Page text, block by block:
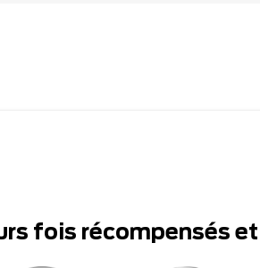
fois récompensés